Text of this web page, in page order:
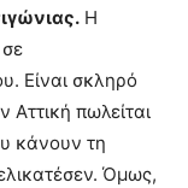
Η
Είναι σκληρό
Αττική πωλείται
κάνουν τη
Όμως,